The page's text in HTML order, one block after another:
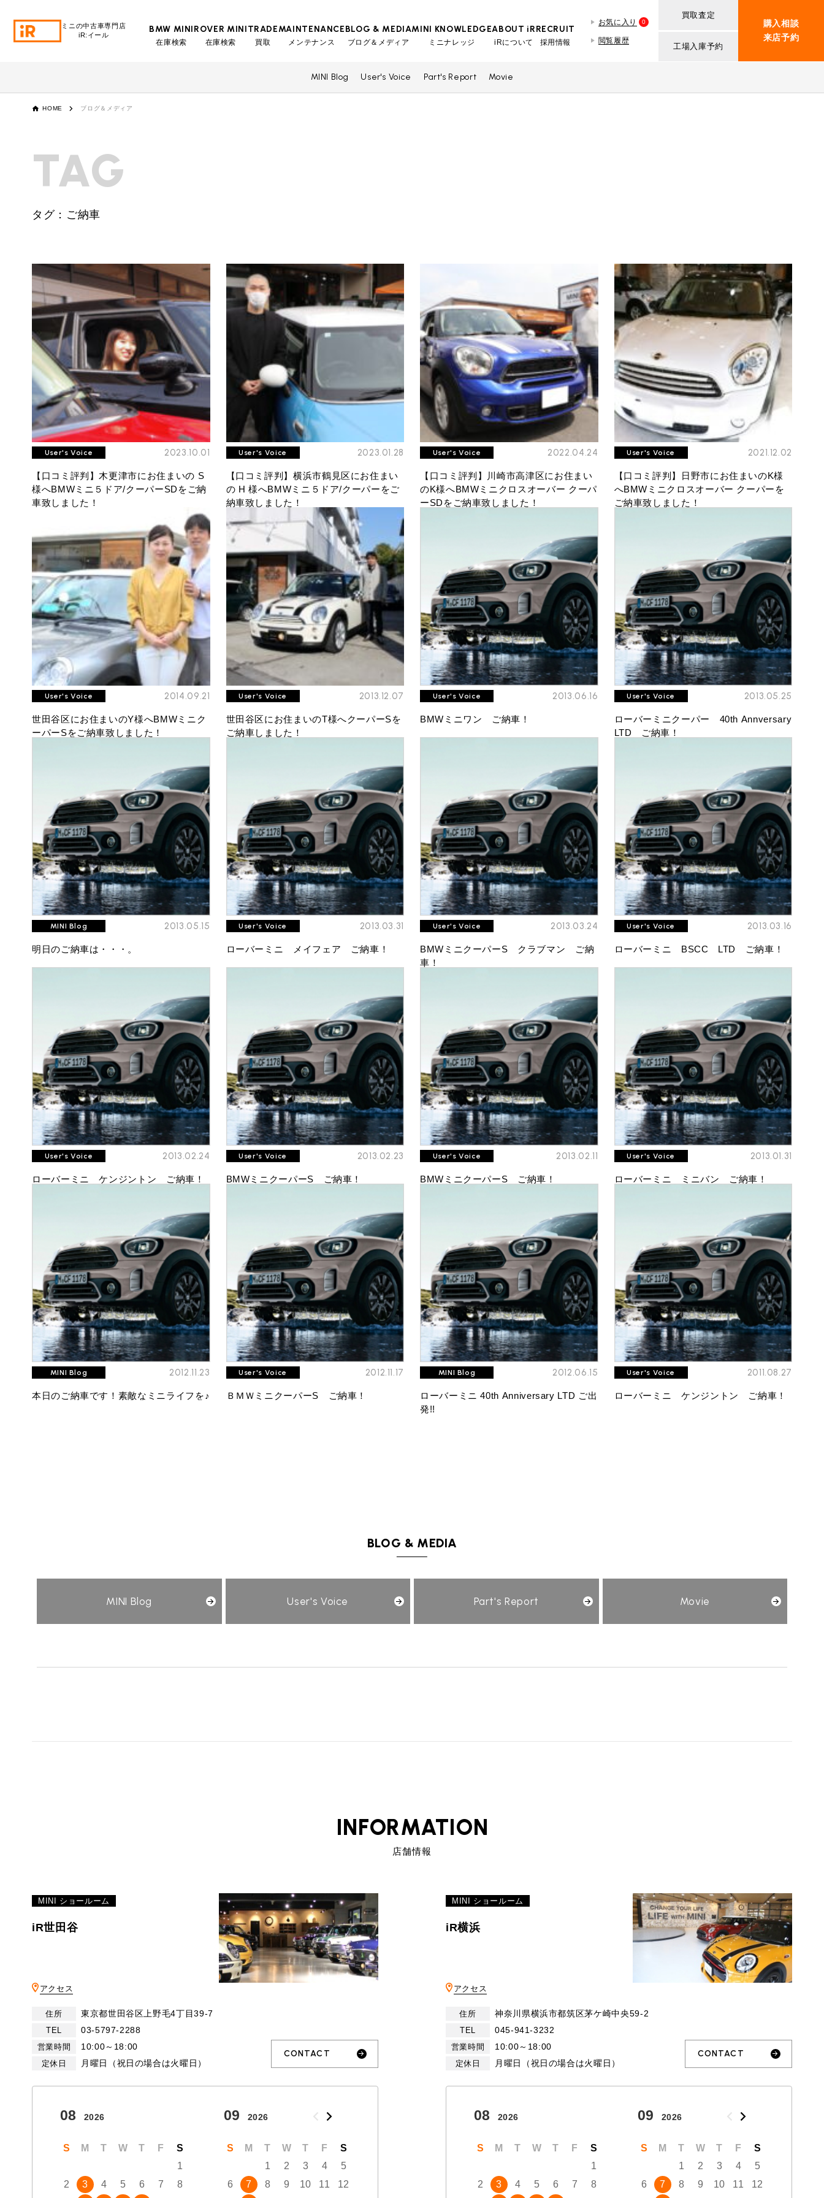
ミニの中古車専門店
iR:イール
BMW MINI
在庫検索
ROVER MINI
在庫検索
TRADE
買取
ローバーミニ買取査定依頼
MAINTENANCE
メンテナンス
TOP
BLOG & MEDIA
ブログ＆メディア
TOP
MINI KNOWLEDGE
ミニナレッジ
TOP
ABOUT iR
iRについて
RECRUIT
採用情報
お気に入り 0
閲覧履歴
買取査定
工場入庫予約
購入相談
来店予約
ROVER MINI ローバーミニ 在庫検索
TRADE
iRの買取が他社よりも高い理由
必要書類
買取Q&A
iRで愛車を売却されたお客様の声
BMWミニ買取査定依頼
ローバーミニ買取査定依頼
MAINTENANCE
BMWミニ メンテナンス
ローバーミニ メンテナンス
最近の修理実績
TOP
MINI Blog スタッフブログ
User's Voice 購入者様の声
Part's Report パーツ販売のご案内
Movie 動画一覧
MINI KNOWLEDGE ミニナレッジ
TOP
BMWミニナレッジ
ローバーミニナレッジ
ABOUT iR iRについて
会社概要
スタッフ紹介
MAP
リクルート
RECRUIT 採用情報
お知らせ プライバシーポリシー
お問い合わせ サイトマップ
工場
BMW MINI サービス工場
iR TECH FACTORY
ROVER MINIサービス工場
iR MAKERS
MINI Blog User's Voice Part's Report Movie
HOME ブログ＆メディア
TAG
タグ：ご納車
User's Voice 2023.10.01
【口コミ評判】木更津市にお住まいの S
様へBMWミニ５ドア/クーパーSDをご納
車致しました！
User's Voice 2023.01.28
【口コミ評判】横浜市鶴見区にお住まい
の H 様へBMWミニ５ドア/クーパーをご
納車致しました！
User's Voice 2022.04.24
【口コミ評判】川崎市高津区にお住まい
のK様へBMWミニクロスオーバー クーパ
ーSDをご納車致しました！
User's Voice 2021.12.02
【口コミ評判】日野市にお住まいのK様
へBMWミニクロスオーバー クーパーを
ご納車致しました！
User's Voice 2014.09.21
世田谷区にお住まいのY様へBMWミニク
ーパーSをご納車致しました！
User's Voice 2013.12.07
世田谷区にお住まいのT様へクーパーSを
ご納車しました！
User's Voice 2013.06.16
BMWミニワン ご納車！
User's Voice 2013.05.25
ローバーミニクーパー 40th Annversary
LTD ご納車！
MINI Blog 2013.05.15
明日のご納車は・・・。
User's Voice 2013.03.31
ローバーミニ メイフェア ご納車！
User's Voice 2013.03.24
BMWミニクーパーS クラブマン ご納
車！
User's Voice 2013.03.16
ローバーミニ BSCC LTD ご納車！
User's Voice 2013.02.24
ローバーミニ ケンジントン ご納車！
User's Voice 2013.02.23
BMWミニクーパーS ご納車！
User's Voice 2013.02.11
BMWミニクーパーS ご納車！
User's Voice 2013.01.31
ローバーミニ ミニバン ご納車！
MINI Blog 2012.11.23
本日のご納車です！素敵なミニライフを♪
User's Voice 2012.11.17
ＢＭＷミニクーパーS ご納車！
MINI Blog 2012.06.15
ローバーミニ 40th Anniversary LTD ご出
発!!
User's Voice 2011.08.27
ローバーミニ ケンジントン ご納車！
BLOG & MEDIA
MINI Blog User's Voice Part's Report Movie
INFORMATION
店舗情報
MINI ショールーム
iR世田谷
アクセス
住所 東京都世田谷区上野毛4丁目39-7
TEL 03-5797-2288
営業時間 10:00～18:00
定休日 月曜日（祝日の場合は火曜日）
CONTACT
08 2026
S M T W T F
S
1
2
3 4 5 6 7
8
09 2026
S M T W T F
S
1
2 3 4
5
6
7 8 9 10 11
12
9
10
MINI ショールーム
iR横浜
アクセス
住所 神奈川県横浜市都筑区茅ケ崎中央59-2
TEL 045-941-3232
営業時間 10:00～18:00
定休日 月曜日（祝日の場合は火曜日）
CONTACT
08 2026
S M T W T F
S
1
2
3 4 5 6 7
8
09 2026
S M T W T F
S
1
2 3 4
5
6
7 8 9 10 11
12